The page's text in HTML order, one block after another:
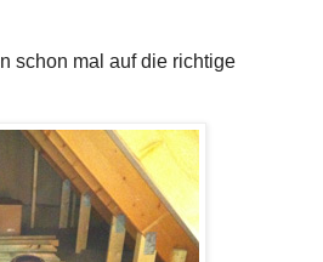
schon mal auf die richtige